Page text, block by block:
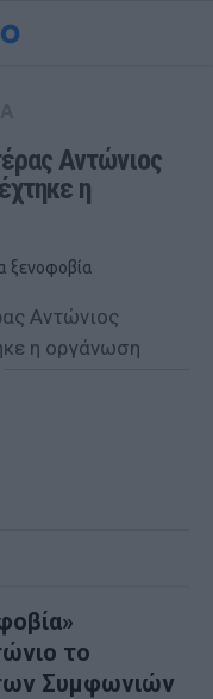
Αντώνιος
η
ξενοφοβία
το
Συμφωνιών